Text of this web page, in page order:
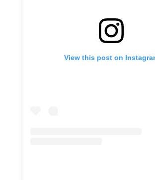
View this post on